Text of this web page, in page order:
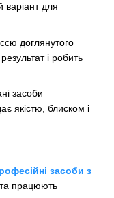
варіант для
доглянутого
і робить
засоби
якістю, блиском і
засоби з
та працюють